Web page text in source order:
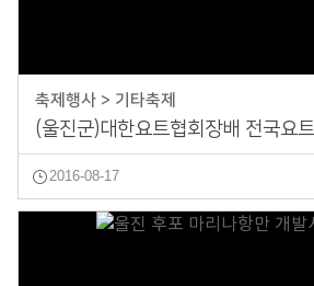
축제행사 > 기타축제
(울진군)대한요트협회장배 전국요
2016-08-17